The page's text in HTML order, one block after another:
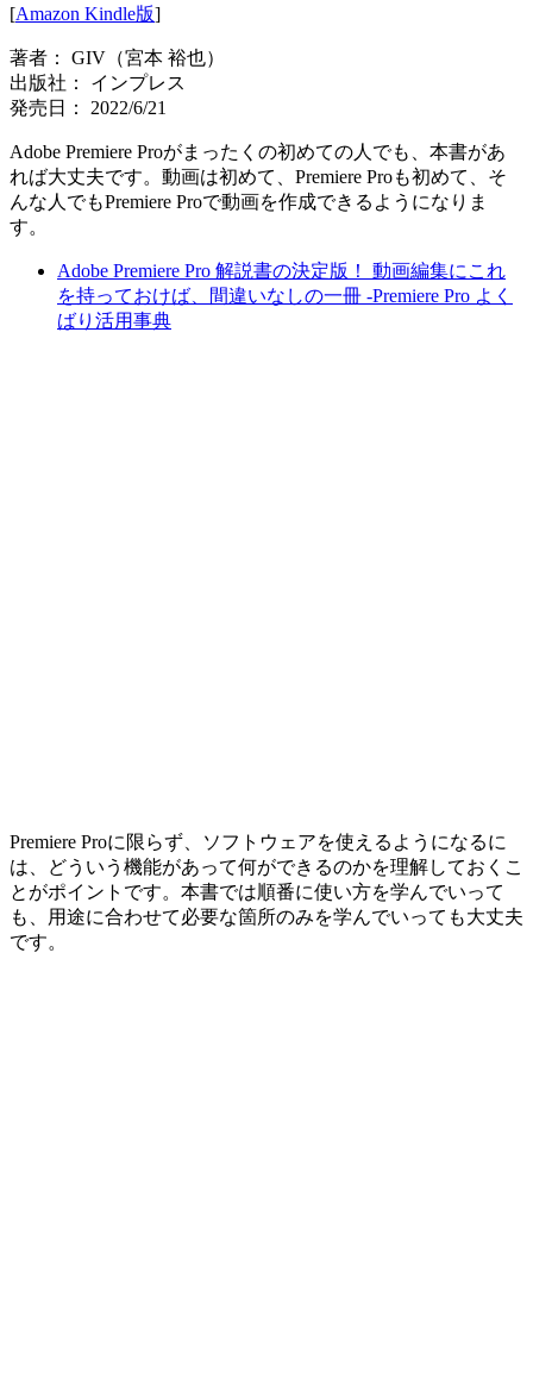
[Amazon Kindle版]
著者： GIV（宮本 裕也）
出版社： インプレス
発売日： 2022/6/21
Adobe Premiere Proがまったくの初めての人でも、本書があ
れば大丈夫です。動画は初めて、Premiere Proも初めて、そ
んな人でもPremiere Proで動画を作成できるようになりま
す。
Adobe Premiere Pro 解説書の決定版！ 動画編集にこれ
を持っておけば、間違いなしの一冊 -Premiere Pro よく
ばり活用事典
Premiere Proに限らず、ソフトウェアを使えるようになるに
は、どういう機能があって何ができるのかを理解しておくこ
とがポイントです。本書では順番に使い方を学んでいって
も、用途に合わせて必要な箇所のみを学んでいっても大丈夫
です。